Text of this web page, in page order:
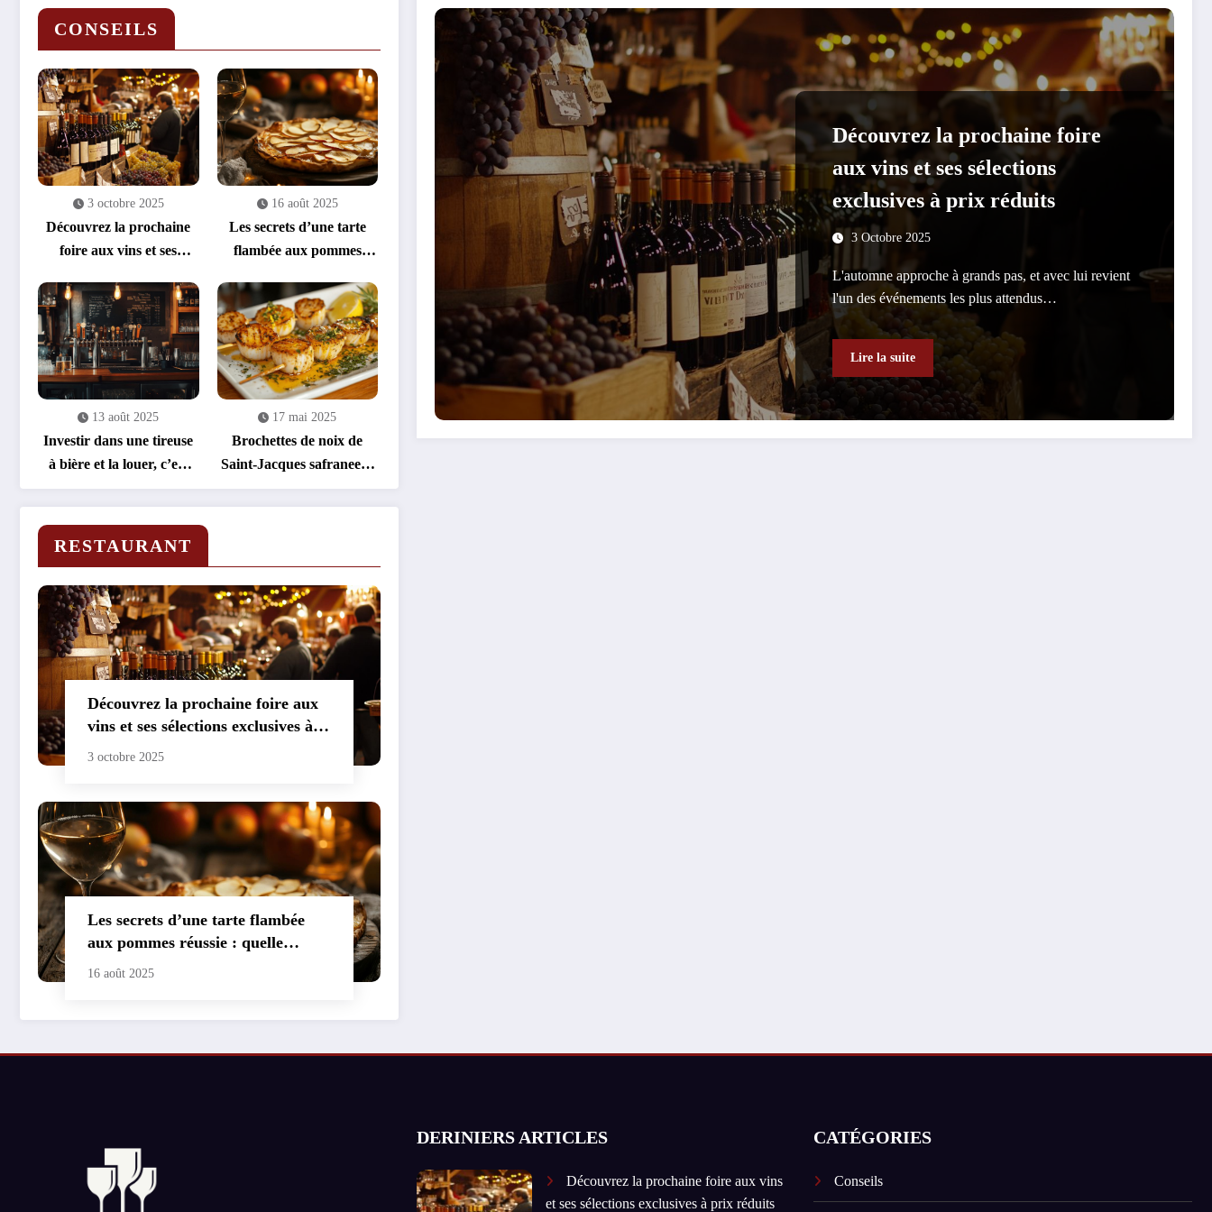
CONSEILS
3 octobre 2025
Découvrez la prochaine
foire aux vins et ses
prix réduits
16 août 2025
Les secrets d’une tarte
flambée aux pommes
pour une tarte flambée
gourmande ?
13 août 2025
Investir dans une tireuse
à bière et la louer, c’est
rentable !
17 mai 2025
Brochettes de noix de
Saint-Jacques safranees :
un delice express
RESTAURANT
Découvrez la prochaine foire aux
vins et ses sélections exclusives à
prix réduits
3 octobre 2025
Les secrets d’une tarte flambée
aux pommes réussie : quelle
pomme pour une tarte flambée
16 août 2025
Découvrez la prochaine foire
aux vins et ses sélections
exclusives à prix réduits
3 Octobre 2025
L'automne approche à grands pas, et avec lui revient
l'un des événements les plus attendus…
Lire la suite
DERINIERS ARTICLES
Découvrez la prochaine foire aux vins
et ses sélections exclusives à prix réduits
CATÉGORIES
Conseils